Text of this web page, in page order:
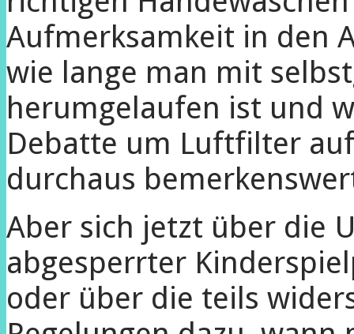
Aufmerksamkeit in den
wie lange man mit
herumgelaufen ist und
Debatte um Luftfilter
durchaus
Aber sich jetzt über die
abgesperrter
oder über die teils